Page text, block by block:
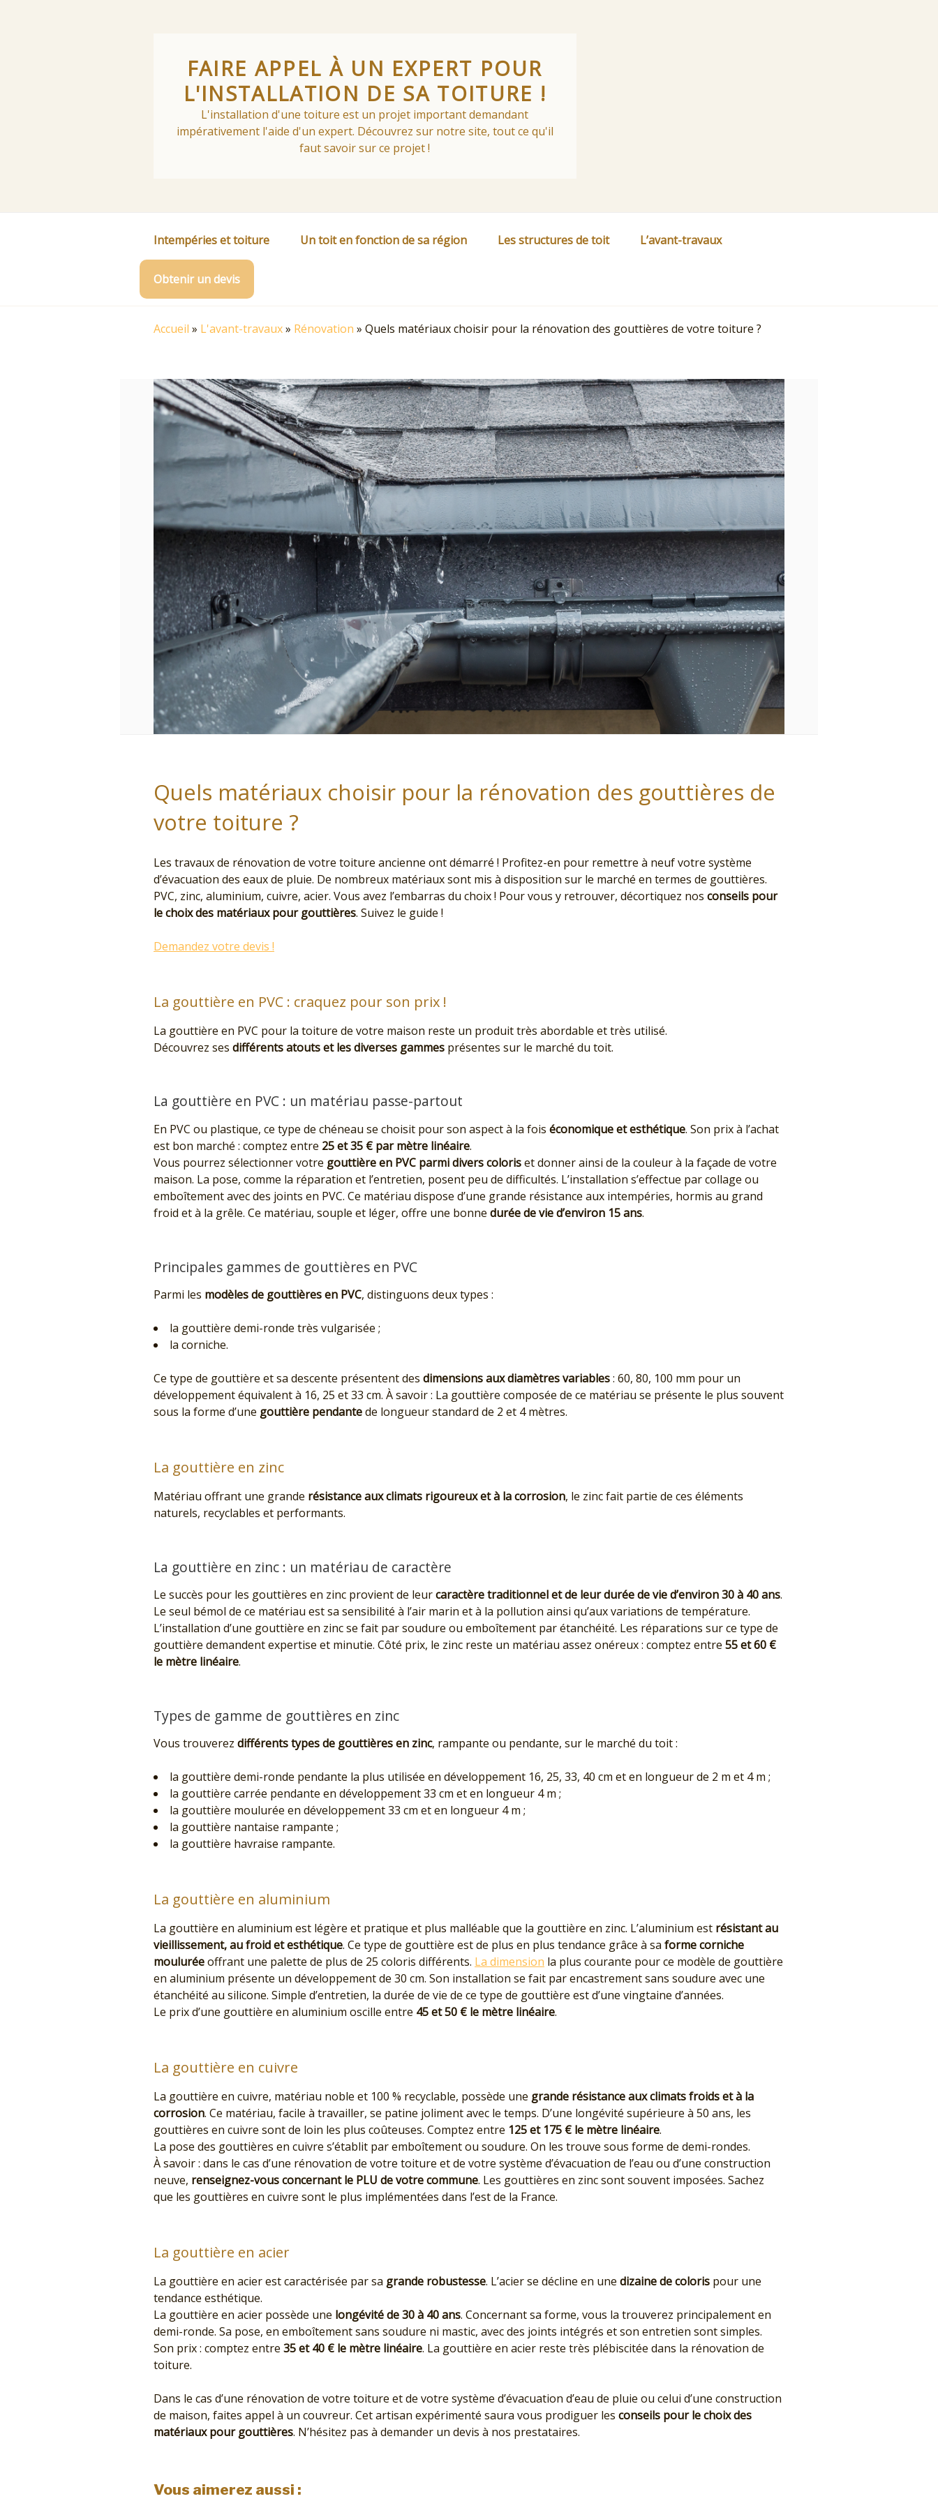
FAIRE APPEL À UN EXPERT POUR
L'INSTALLATION DE SA TOITURE !
L'installation d'une toiture est un projet important demandant
impérativement l'aide d'un expert. Découvrez sur notre site, tout ce qu'il
faut savoir sur ce projet !
Intempéries et toiture Un toit en fonction de sa région Les structures de toit L’avant-travaux
Obtenir un devis
Accueil » L'avant-travaux» Rénovation » Quels matériaux choisir pour la rénovation des gouttières de votre toiture ?
Quels matériaux choisir pour la rénovation des gouttières de
votre toiture ?
Les travaux de rénovation de votre toiture ancienne ont démarré ! Profitez-en pour remettre à neuf votre système
d’évacuation des eaux de pluie. De nombreux matériaux sont mis à disposition sur le marché en termes de gouttières.
PVC, zinc, aluminium, cuivre, acier. Vous avez l’embarras du choix ! Pour vous y retrouver, décortiquez nos conseils pour
le choix des matériaux pour gouttières. Suivez le guide !
Demandez votre devis !
La gouttière en PVC : craquez pour son prix !
La gouttière en PVC pour la toiture de votre maison reste un produit très abordable et très utilisé.
Découvrez ses différents atouts et les diverses gammes présentes sur le marché du toit.
La gouttière en PVC : un matériau passe-partout
En PVC ou plastique, ce type de chéneau se choisit pour son aspect à la fois économique et esthétique. Son prix à l’achat
est bon marché : comptez entre 25 et 35 € par mètre linéaire.
Vous pourrez sélectionner votre gouttière en PVC parmi divers coloriset donner ainsi de la couleur à la façade de votre
maison. La pose, comme la réparation et l’entretien, posent peu de difficultés. L’installation s’effectue par collage ou
emboîtement avec des joints en PVC. Ce matériau dispose d’une grande résistance aux intempéries, hormis au grand
froid et à la grêle. Ce matériau, souple et léger, offre une bonne durée de vie d’environ 15 ans.
Principales gammes de gouttières en PVC
Parmi les modèles de gouttières en PVC, distinguons deux types :
la gouttière demi-ronde très vulgarisée ;
la corniche.
Ce type de gouttière et sa descente présentent des dimensions aux diamètres variables: 60, 80, 100 mm pour un
développement équivalent à 16, 25 et 33 cm. À savoir : La gouttière composée de ce matériau se présente le plus souvent
sous la forme d’une gouttière pendantede longueur standard de 2 et 4 mètres.
La gouttière en zinc
Matériau offrant une grande résistance aux climats rigoureux et à la corrosion, le zinc fait partie de ces éléments
naturels, recyclables et performants.
La gouttière en zinc : un matériau de caractère
Le succès pour les gouttières en zinc provient de leurcaractère traditionnel et de leur durée de vie d’environ 30 à 40 ans.
Le seul bémol de ce matériau est sa sensibilité à l’air marin et à la pollution ainsi qu’aux variations de température.
L’installation d’une gouttière en zinc se fait par soudure ou emboîtement par étanchéité. Les réparations sur ce type de
gouttière demandent expertise et minutie. Côté prix, le zinc reste un matériau assez onéreux : comptez entre 55 et 60 €
le mètre linéaire.
Types de gamme de gouttières en zinc
Vous trouverez différents types de gouttières en zinc, rampante ou pendante, sur le marché du toit :
la gouttière demi-ronde pendante la plus utilisée en développement 16, 25, 33, 40 cm et en longueur de 2 m et 4 m ;
la gouttière carrée pendante en développement 33 cm et en longueur 4 m ;
la gouttière moulurée en développement 33 cm et en longueur 4 m ;
la gouttière nantaise rampante ;
la gouttière havraise rampante.
La gouttière en aluminium
La gouttière en aluminium est légère et pratique et plus malléable que la gouttière en zinc. L’aluminium est résistant au
vieillissement, au froid et esthétique. Ce type de gouttière est de plus en plus tendance grâce à sa forme corniche
mouluréeoffrant une palette de plus de 25 coloris différents. La dimension la plus courante pour ce modèle de gouttière
en aluminium présente un développement de 30 cm. Son installation se fait par encastrement sans soudure avec une
étanchéité au silicone. Simple d’entretien, la durée de vie de ce type de gouttière est d’une vingtaine d’années.
Le prix d’une gouttière en aluminium oscille entre 45 et 50 € le mètre linéaire.
La gouttière en cuivre
La gouttière en cuivre, matériau noble et 100 % recyclable, possède une grande résistance aux climats froids et à la
corrosion. Ce matériau, facile à travailler, se patine joliment avec le temps. D’une longévité supérieure à 50 ans, les
gouttières en cuivre sont de loin les plus coûteuses. Comptez entre 125 et 175 € le mètre linéaire.
La pose des gouttières en cuivre s’établit par emboîtement ou soudure. On les trouve sous forme de demi-rondes.
À savoir : dans le cas d’une rénovation de votre toiture et de votre système d’évacuation de l’eau ou d’une construction
neuve, renseignez-vous concernant le PLU de votre commune. Les gouttières en zinc sont souvent imposées. Sachez
que les gouttières en cuivre sont le plus implémentées dans l’est de la France.
La gouttière en acier
La gouttière en acier est caractérisée par sa grande robustesse. L’acier se décline en une dizaine de coloris pour une
tendance esthétique.
La gouttière en acier possède une longévité de 30 à 40 ans. Concernant sa forme, vous la trouverez principalement en
demi-ronde. Sa pose, en emboîtement sans soudure ni mastic, avec des joints intégrés et son entretien sont simples.
Son prix : comptez entre 35 et 40 € le mètre linéaire. La gouttière en acier reste très plébiscitée dans la rénovation de
toiture.
Dans le cas d’une rénovation de votre toiture et de votre système d’évacuation d’eau de pluie ou celui d’une construction
de maison, faites appel à un couvreur. Cet artisan expérimenté saura vous prodiguer les conseils pour le choix des
matériaux pour gouttières. N’hésitez pas à demander un devis à nos prestataires.
Vous aimerez aussi :